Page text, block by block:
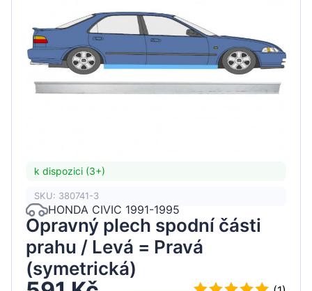
k dispozici (3+)
SKU: 380741-3
HONDA CIVIC 1991-1995
Opravný plech spodní části
prahu / Levá = Pravá
(symetrická)